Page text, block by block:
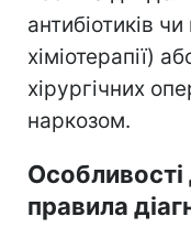
антибіотиків
хіміотерапії)
хірургічних
наркозом.
Особливості
правила